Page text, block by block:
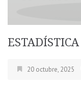
ESTADÍSTICA
20 octubre, 2025